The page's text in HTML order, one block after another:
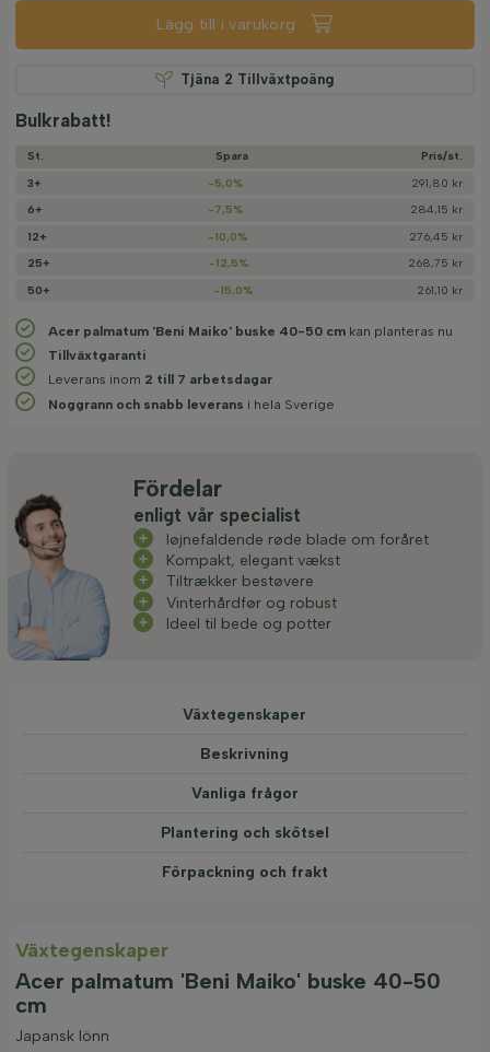
Lägg till i varukorg
Tjäna 2 Tillväxtpoäng
Bulkrabatt!
St. Spara
Pris/­st.
3+
-5,0%
291,80 kr
6+
-7,5%
284,15 kr
12+
-10,0%
276,45 kr
25+
-12,5%
268,75 kr
50+
-15,0% 261,10 kr
Acer palmatum 'Beni Maiko' buske 40-50 cm kan planteras nu
Tillväxtgaranti
Leverans inom 2 till 7 arbetsdagar
Noggrann och snabb leverans i hela Sverige
Fördelar
enligt vår specialist
Iøjnefaldende røde blade om foråret
Kompakt, elegant vækst
Tiltrækker bestøvere
Vinterhårdfør og robust
Ideel til bede og potter
Växtegenskaper
Beskrivning
Vanliga frågor
Plantering och skötsel
Förpackning och frakt
Växtegenskaper
Acer palmatum 'Beni Maiko' buske 40-50
cm
Japansk lönn